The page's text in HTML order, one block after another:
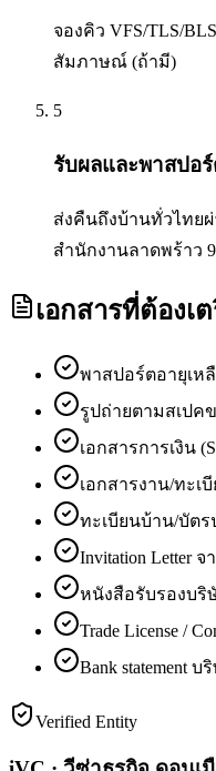
จองคิว VFS/TLS/
สัมภาษณ์ (ถ้ามี)
5
รับผลและพาสปอ
ส่งคืนถึงบ้านทั่วไทยผ่
สำนักงานลาดพร้าว
เอกสารที่ต้องเ
พาสปอร์ตอายุเหลื
รูปถ่ายตามสเปค
เอกสารการเงิน
เอกสารงาน/ทะ
ทะเบียนบ้าน/บัตร
Invitation Letter
หนังสือรับรองบริ
Trade License /
Bank statement บ
Verified Entity